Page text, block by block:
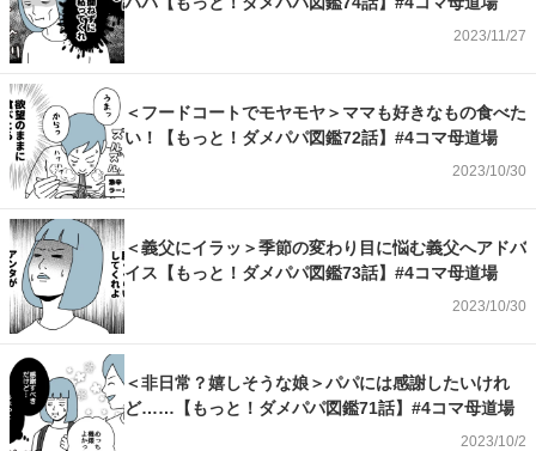
2023/11/27
＜フードコートでモヤモヤ＞ママも好きなもの食べた
い！【もっと！ダメパパ図鑑72話】#4コマ母道場
2023/10/30
＜義父にイラッ＞季節の変わり目に悩む義父へアドバ
イス【もっと！ダメパパ図鑑73話】#4コマ母道場
2023/10/30
＜非日常？嬉しそうな娘＞パパには感謝したいけれ
ど……【もっと！ダメパパ図鑑71話】#4コマ母道場
2023/10/2